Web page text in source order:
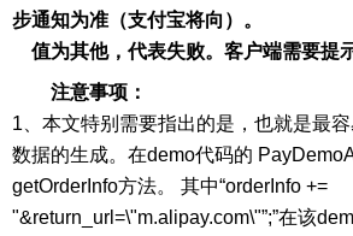
步通知为准（支付宝将向）。
值为其他，代表失败。客户端需要提
注意事项：
1、本文特别需要指出的是，也就是最
数据的生成。在demo代码的
getOrderInfo方法。 其中“orderInfo +=
"&return_url=\"m.alipay.com\"”;”在该